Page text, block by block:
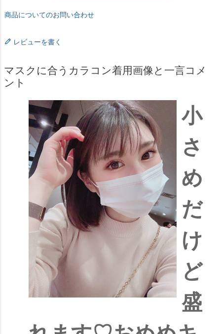
商品についてのお問い合わせ
レビューを書く
マスクに合うカラコン着用画像と一言コメ
ント
小
さ
め
だ
け
ど
盛